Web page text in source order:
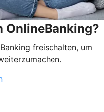
OnlineBanking?
freischalten, um